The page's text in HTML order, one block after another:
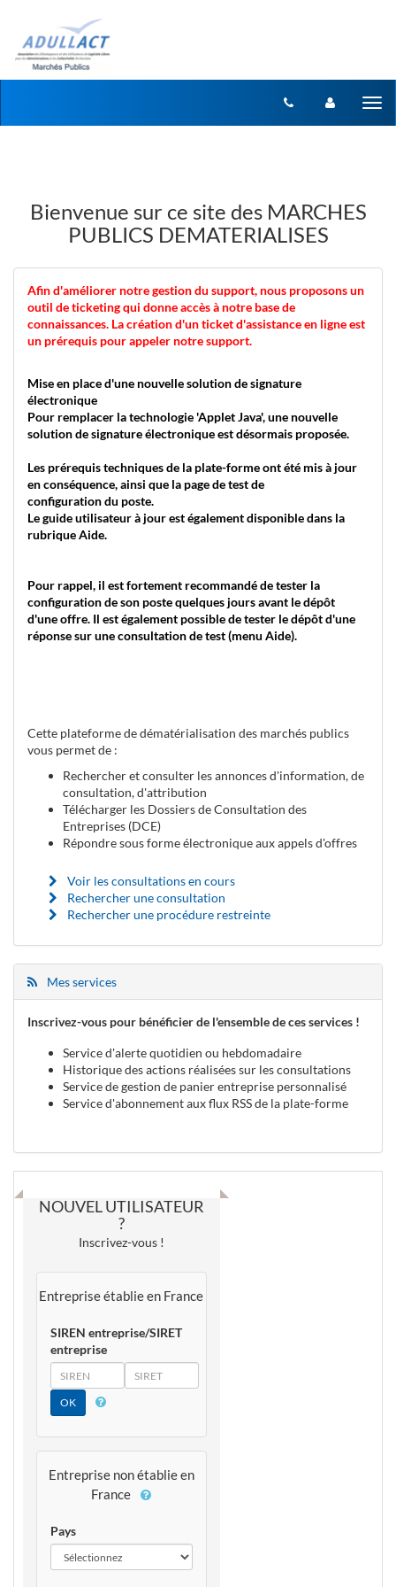
Bienvenue sur ce site des MARCHES
PUBLICS DEMATERIALISES
Afin d'améliorer notre gestion du support, nous proposons un
outil de ticketing qui donne accès à notre base de
connaissances. La création d'un ticket d'assistance en ligne est
un prérequis pour appeler notre support.
Mise en place d'une nouvelle solution de signature
électronique
Pour remplacer la technologie 'Applet Java', une nouvelle
solution de signature électronique est désormais proposée.
Les prérequis techniques de la plate-forme ont été mis à jour
en conséquence, ainsi que la page de test de
configuration du poste.
Le guide utilisateur à jour est également disponible dans la
rubrique Aide.
Pour rappel, il est fortement recommandé de tester la
configuration de son poste quelques jours avant le dépôt
d'une offre. Il est également possible de tester le dépôt d'une
réponse sur une consultation de test (menu Aide).
Cette plateforme de dématérialisation des marchés publics
vous permet de :
Rechercher et consulter les annonces d'information, de
consultation, d'attribution
Télécharger les Dossiers de Consultation des
Entreprises (DCE)
Répondre sous forme électronique aux appels d'offres
Voir les consultations en cours
Rechercher une consultation
Rechercher une procédure restreinte
Mes services
Inscrivez-vous pour bénéficier de l'ensemble de ces services !
Service d'alerte quotidien ou hebdomadaire
Historique des actions réalisées sur les consultations
Service de gestion de panier entreprise personnalisé
Service d'abonnement aux flux RSS de la plate-forme
NOUVEL UTILISATEUR
?
Inscrivez-vous !
Entreprise établie en France
SIREN entreprise/SIRET
entreprise
SIREN
SIRET
Entreprise non établie en
France
Pays